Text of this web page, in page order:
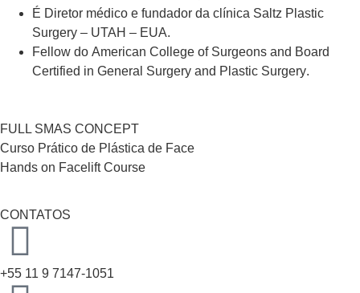
É Diretor médico e fundador da clínica Saltz Plastic
Surgery – UTAH – EUA.
Fellow do American College of Surgeons and Board
Certified in General Surgery and Plastic Surgery.
FULL SMAS CONCEPT
Curso Prático de Plástica de Face
Hands on Facelift Course
CONTATOS
+55 11 9 7147-1051